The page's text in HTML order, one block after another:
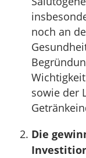
noch an
sowie der
Die